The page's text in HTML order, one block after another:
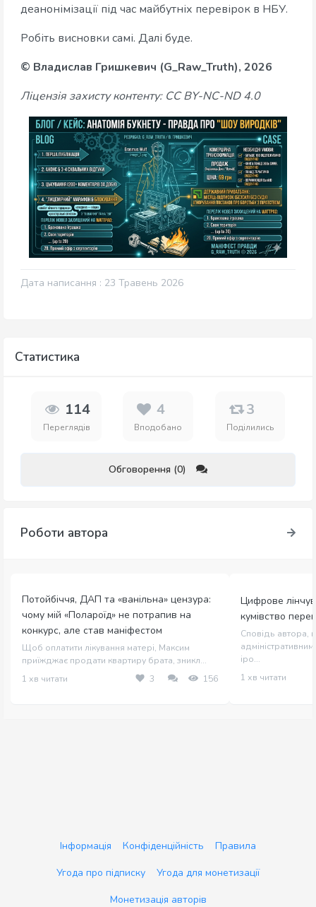
деанонімізації під час майбутніх перевірок в НБУ.
Робіть висновки самі. Далі буде.
© Владислав Гришкевич (G_Raw_Truth), 2026
Ліцензія захисту контенту: CC BY-NC-ND 4.0
Дата написання : 23 Травень 2026
Статистика
114
Переглядів
4
Вподобано
3
Поділились
Обговорення (0)
Роботи автора
Потойбіччя, ДАП та «ванільна» цензура:
чому мій «Полароїд» не потрапив на
конкурс, але став маніфестом
Щоб оплатити лікування матері, Максим
приїжджає продати квартиру брата, зникл...
1 хв читати
3 156
Цифрове
кумівство
Сповідь автора,
іро...
1 хв читати
Інформація Конфіденційність
Правила
Угода про підписку
Угода для монетизації
Монетизація авторів